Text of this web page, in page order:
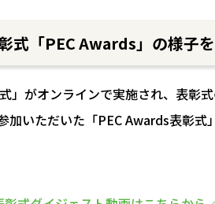
式「PEC Awards」の様子
」がオンラインで実施され、表彰
加いただいた「PEC Awards表彰